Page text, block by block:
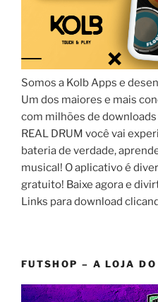
Somos a Kolb Apps e
Um dos maiores e mais
com milhões de
REAL DRUM você vai
bateria de verdade,
musical! O aplicativo é
gratuito! Baixe agora e
Links para download
FUTSHOP – A LOJA DO